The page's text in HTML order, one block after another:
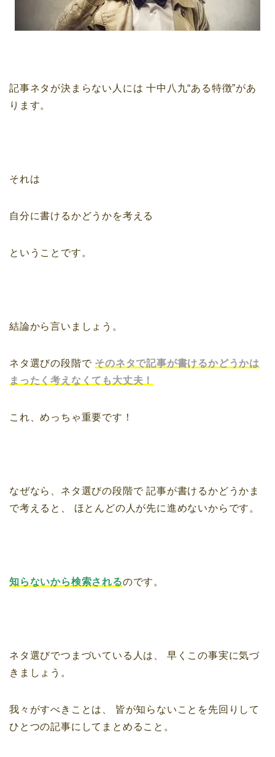
記事ネタが決まらない人には 十中八九“ある特徴”があ
ります。
それは
自分に書けるかどうかを考える
ということです。
結論から言いましょう。
ネタ選びの段階で そのネタで記事が書けるかどうかは
まったく考えなくても大丈夫！
これ、めっちゃ重要です！
なぜなら、ネタ選びの段階で記事が書けるかどうかま
で考えると、
ほとんどの人が先に進めないからです。
知らないから検索されるのです。
ネタ選びでつまづいている人は、
早くこの事実に気づ
きましょう。
我々がすべきことは、
皆が知らないことを先回りして
ひとつの記事にしてまとめること。